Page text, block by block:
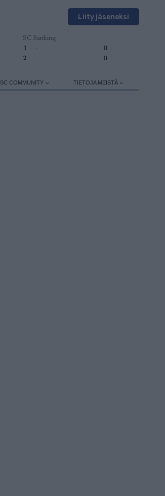
Liity jäseneksi
SC Ranking
1
-
0
2
- 0
SC COMMUNITY TIETOJA MEISTÄ